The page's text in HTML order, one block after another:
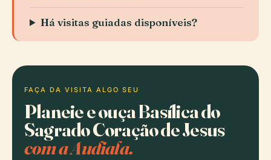
Há visitas guiadas disponíveis?
FAÇA DA VISITA ALGO SEU
Planeie e ouça Basílica do
Sagrado Coração de Jesus
com a Audiala.